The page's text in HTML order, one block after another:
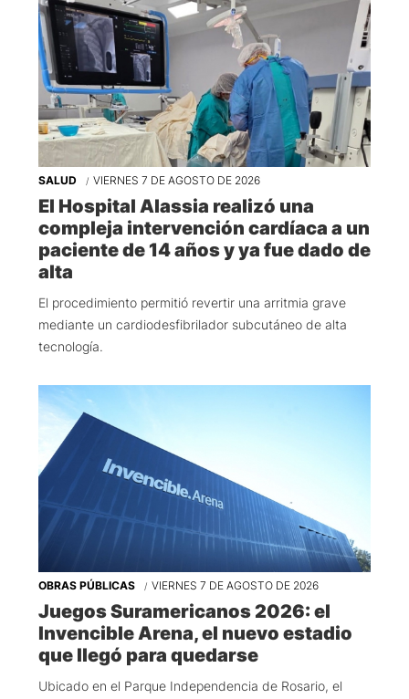
SALUD VIERNES 7 DE AGOSTO DE 2026
El Hospital Alassia realizó una
compleja intervención cardíaca a un
paciente de 14 años y ya fue dado de
alta
El procedimiento permitió revertir una arritmia grave
mediante un cardiodesfibrilador subcutáneo de alta
tecnología.
OBRAS PÚBLICAS VIERNES 7 DE AGOSTO DE 2026
Juegos Suramericanos 2026: el
Invencible Arena, el nuevo estadio
que llegó para quedarse
Ubicado en el Parque Independencia de Rosario, el